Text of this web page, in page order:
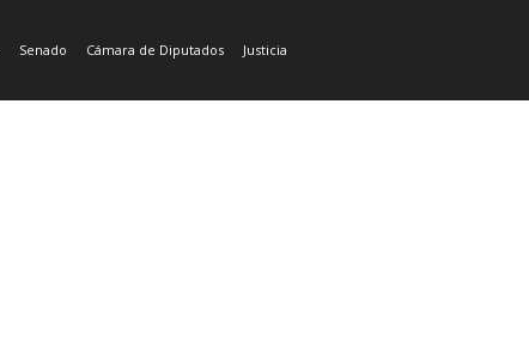
Senado Cámara de Diputados
Justicia